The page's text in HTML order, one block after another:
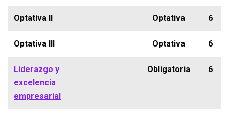
Optativa II Optativa 6
Optativa III Optativa 6
Liderazgo y
excelencia
empresarial
Obligatoria 6